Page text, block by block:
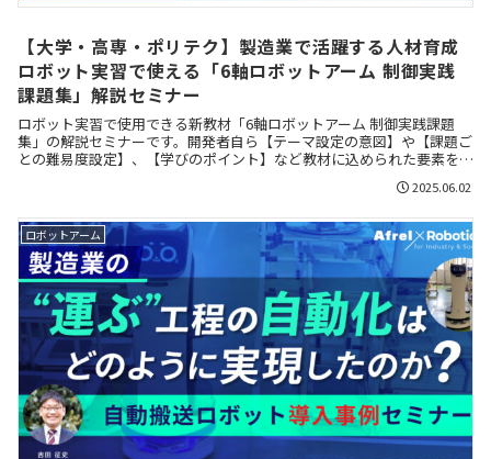
【大学・高専・ポリテク】製造業で活躍する人材育成
ロボット実習で使える「6軸ロボットアーム 制御実践
課題集」解説セミナー
ロボット実習で使用できる新教材「6軸ロボットアーム 制御実践課題
集」の解説セミナーです。開発者自ら【テーマ設定の意図】や【課題ご
との難易度設定】、【学びのポイント】など教材に込められた要素を解
説し、先生方に活用イメージを具体的に持っていただく事をゴールにし
2025.06.02
ロボットアーム